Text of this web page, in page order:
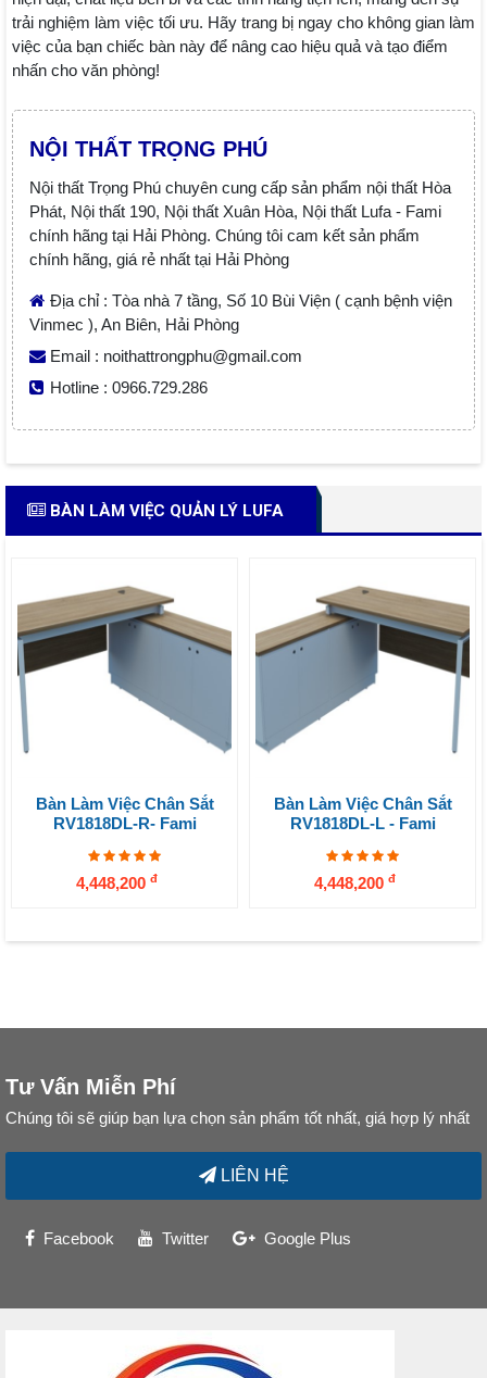
trải nghiệm làm việc tối ưu. Hãy trang bị ngay cho không gian làm
việc của bạn chiếc bàn này để nâng cao hiệu quả và tạo điểm
nhấn cho văn phòng!
NỘI THẤT TRỌNG PHÚ
Nội thất Trọng Phú chuyên cung cấp sản phẩm nội thất Hòa
Phát, Nội thất 190, Nội thất Xuân Hòa, Nội thất Lufa - Fami
chính hãng tại Hải Phòng. Chúng tôi cam kết sản phẩm
chính hãng, giá rẻ nhất tại Hải Phòng
Địa chỉ : Tòa nhà 7 tầng, Số 10 Bùi Viện ( cạnh bệnh viện
Vinmec ), An Biên, Hải Phòng
Email : noithattrongphu@gmail.com
Hotline : 0966.729.286
BÀN LÀM VIỆC QUẢN LÝ LUFA
Bàn Làm Việc Chân Sắt
RV1818DL-R- Fami
4,448,200 đ
Bàn Làm Việc Chân Sắt
RV1818DL-L - Fami
4,448,200 đ
Tư Vấn Miễn Phí
Chúng tôi sẽ giúp bạn lựa chọn sản phẩm tốt nhất, giá hợp lý nhất
LIÊN HỆ
Facebook Twitter Google Plus